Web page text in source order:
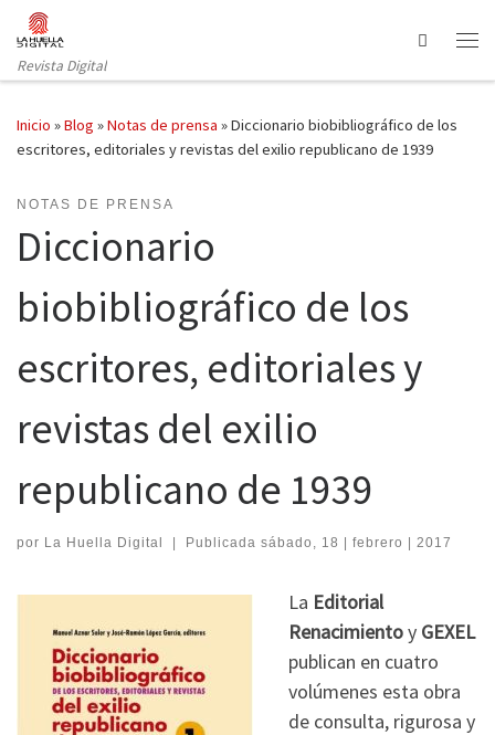
Saltar al contenido
Revista Digital
Search
Inicio »Blog »Notas de prensa »Diccionario biobibliográfico de los
escritores, editoriales y revistas del exilio republicano de 1939
NOTAS DE PRENSA
Diccionario
biobibliográfico de los
escritores, editoriales y
revistas del exilio
republicano de 1939
por La Huella Digital | Publicada sábado, 18 | febrero | 2017
La Editorial
Renacimientoy GEXEL
publican en cuatro
volúmenes esta obra
de consulta, rigurosa y